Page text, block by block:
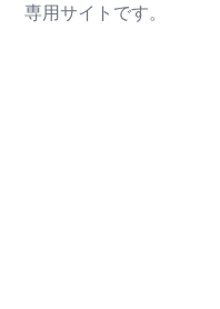
専用サイトです。